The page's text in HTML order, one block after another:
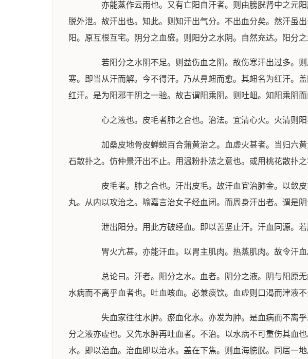
亦能蒸作云雨也。又有亡阳自汗者。则由膀胱肾中之元阳
脱外泄。故汗出也。知此。则知汗出气分。不出血分矣。然汗虽
阳。原互根互宅。阴分之血盛。则阳分之水阴。自然充达。阳分
若阳分之水阴不足。则益伤血之阴。故伤寒汗出过多。则
寒。即当从汗而解。今不得汗。乃从鼻衄而愈。其衄名为红汗。
红汗。是为阳邪干阴之一验。故古谓阳乘阴。则吐衄。知阳乘阴
心之液也。皮毛者肺之合也。治法。宜清心火。火清则阳
加桑皮地骨皮蝉蜕百合蒲黄治之。血虚火甚者。当归六黄
石散扑之。仿仲景汗出不止。用温粉扑法之意也。或用桃花散扑之
皮毛者。肺之合也。汗出皮毛。故汗血宜治肺金。以敛皮
丸。从内以攻治之。喻嘉言治女子经血闭。而周身汗出者。谓是阴
泄出阳分。用此方破经血。即以苦坚止汗。汗血同源。若
胃火亢甚。亦能汗血。以胃主肌肉。热蒸肌肉。故令汗血
总论曰。汗者。阳分之水。血者。阴分之液。阴与阳原无
水病而不离乎血者也。吐血咳血。必兼痰饮。血虚则口渴而津液不
失血家往往水肿。瘀血化水。亦发为肿。是血病而不离乎
分之液亦虚也。又先水肿再吐血者。不治。以水病不可重伤其血
水。即以治血。治血即以治水。盖在下焦。则血海膀胱。同居一